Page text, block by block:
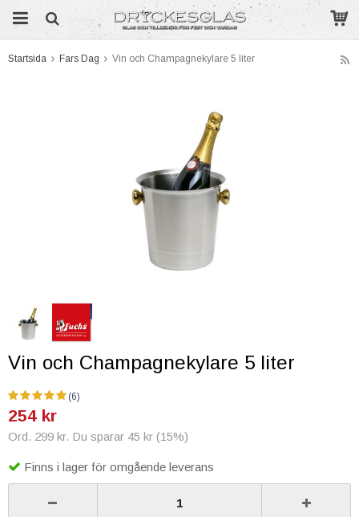
Startsida Fars Dag Vin och Champagnekylare 5 liter
Vin och Champagnekylare 5 liter
(6)
254 kr
Ord. 299 kr. Du sparar 45 kr (15%)
Finns i lager för omgående leverans